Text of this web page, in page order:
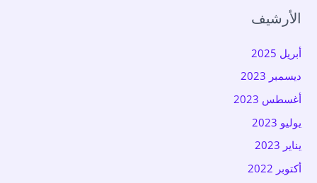
الأرشيف
أبريل 2025
ديسمبر 2023
أغسطس 2023
يوليو 2023
يناير 2023
أكتوبر 2022